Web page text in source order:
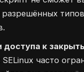
доступа к
SELinux часто